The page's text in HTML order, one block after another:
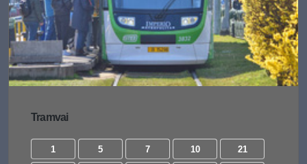
Tramvai
1 5 7 10 21